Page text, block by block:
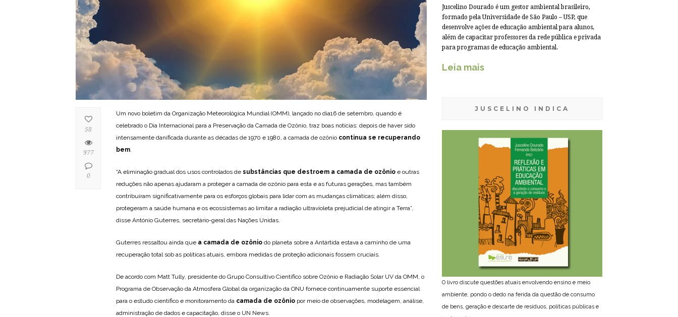
Um novo boletim da Organização Meteorológica Mundial (OMM), lançado no dia16 de setembro, quando é
celebrado o Dia Internacional para a Preservação da Camada de Ozônio, traz boas notícias: depois de haver sido
intensamente danificada durante as décadas de 1970 e 1980, a camada de ozônio continua se recuperando
bem.
“A eliminação gradual dos usos controlados de substâncias que destroem a camada de ozônio e outras
reduções não apenas ajudaram a proteger a camada de ozônio para esta e as futuras gerações, mas também
contribuíram significativamente para os esforços globais para lidar com as mudanças climáticas; além disso,
protegeram a saúde humana e os ecossistemas ao limitar a radiação ultravioleta prejudicial de atingir a Terra”,
disse António Guterres, secretário-geral das Nações Unidas.
Guterres ressaltou ainda que a camada de ozônio do planeta sobre a Antártida estava a caminho de uma
recuperação total sob as políticas atuais, embora medidas de proteção adicionais fossem cruciais.
De acordo com Matt Tully, presidente do Grupo Consultivo Científico sobre Ozônio e Radiação Solar UV da OMM, o
Programa de Observação da Atmosfera Global da organização da ONU fornece continuamente suporte essencial
para o estudo científico e monitoramento da camada de ozônio por meio de observações, modelagem, análise,
administração de dados e capacitação, disse o UN News.
58
977
0
Juscelino Dourado é um gestor ambiental brasileiro,
formado pela Universidade de São Paulo – USP, que
desenvolve ações de educação ambiental para alunos,
além de capacitar professores da rede pública e privada
para programas de educação ambiental.
Leia mais
JUSCELINO INDICA
O livro discute questões atuais envolvendo ensino e meio
ambiente, pondo o dedo na ferida da questão de consumo
de bens, geração e descarte de resíduos, políticas públicas e